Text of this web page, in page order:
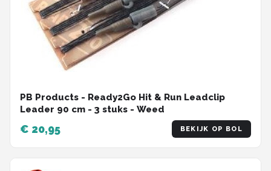
PB Products - Ready2Go Hit & Run Leadclip
Leader 90 cm - 3 stuks - Weed
€ 20,95 BEKIJK OP BOL